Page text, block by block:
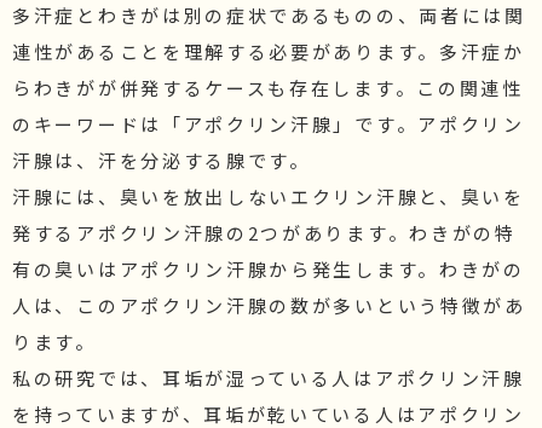
多汗症とわきがは別の症状であるものの、両者には関
連性があることを理解する必要があります。多汗症か
らわきがが併発するケースも存在します。この関連性
のキーワードは「アポクリン汗腺」です。アポクリン
汗腺は、汗を分泌する腺です。
汗腺には、臭いを放出しないエクリン汗腺と、臭いを
発するアポクリン汗腺の2つがあります。わきがの特
有の臭いはアポクリン汗腺から発生します。わきがの
人は、このアポクリン汗腺の数が多いという特徴があ
ります。
私の研究では、耳垢が湿っている人はアポクリン汗腺
を持っていますが、耳垢が乾いている人はアポクリン